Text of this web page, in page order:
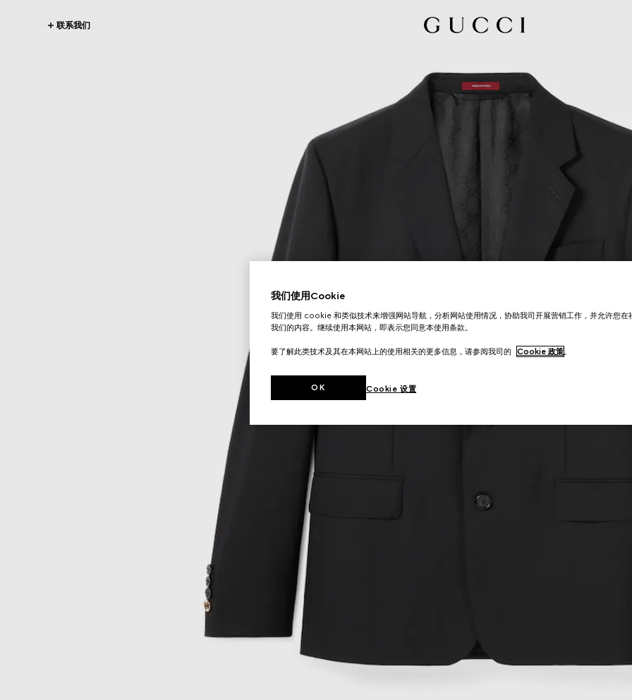
联系我们
我们使用Cookie
我们使用 cookie 和类似技术来增强网站导航，分析网站使用情况，协助我司开展营销工作，并允许您在
我们的内容。继续使用本网站，即表示您同意本使用条款。
要了解此类技术及其在本网站上的使用相关的更多信息，请参阅我司的 Cookie 政策。
Cookie 设置
OK